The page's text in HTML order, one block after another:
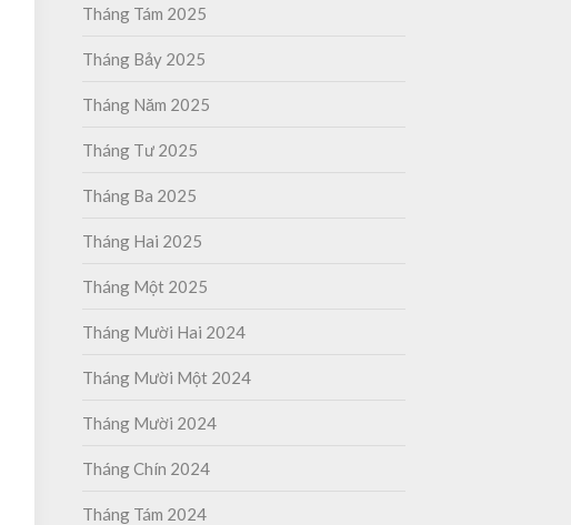
Tháng Tám 2025
Tháng Bảy 2025
Tháng Năm 2025
Tháng Tư 2025
Tháng Ba 2025
Tháng Hai 2025
Tháng Một 2025
Tháng Mười Hai 2024
Tháng Mười Một 2024
Tháng Mười 2024
Tháng Chín 2024
Tháng Tám 2024